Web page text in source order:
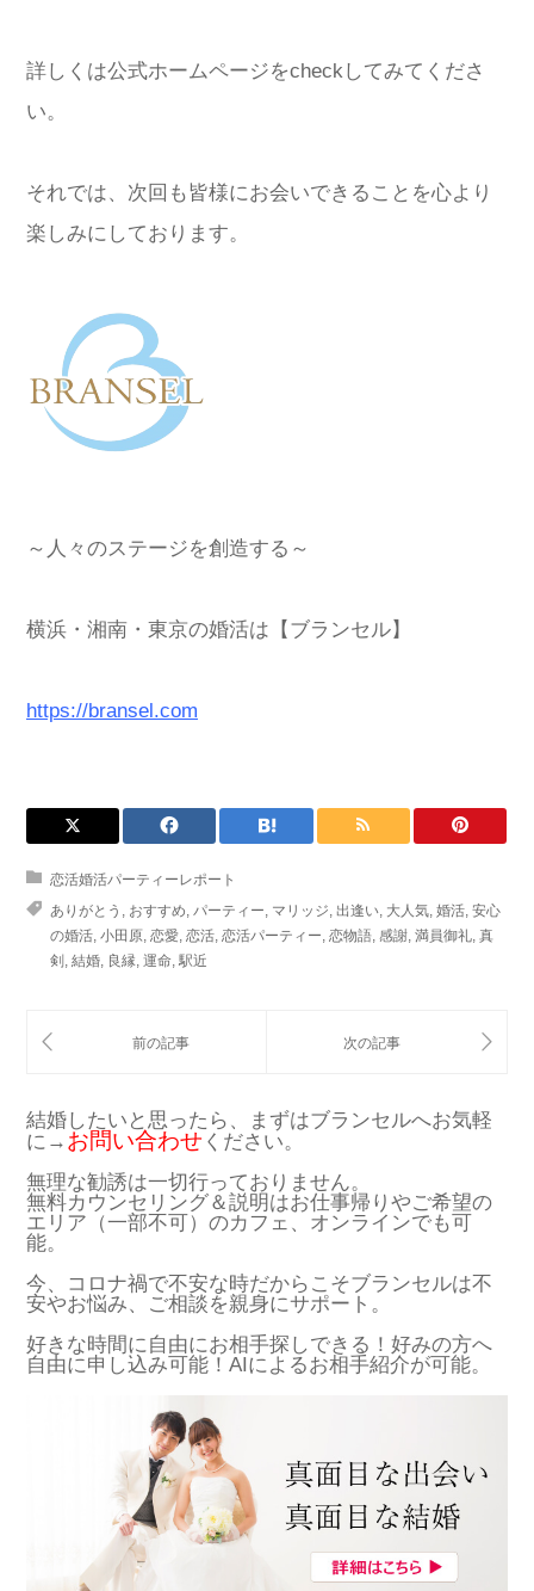
詳しくは公式ホームページをcheckしてみてくださ
い。
それでは、次回も皆様にお会いできることを心より
楽しみにしております。
～人々のステージを創造する～
横浜・湘南・東京の婚活は【ブランセル】
https://bransel.com
恋活婚活パーティーレポート
ありがとう
おすすめ パーティー マリッジ 出逢い 大人気 婚活 安心
の婚活 小田原 恋愛 恋活 恋活パーティー 恋物語 感謝 満員御礼 真
剣 結婚 良縁 運命 駅近
結婚したいと思ったら、まずはブランセルへお気軽
に→ お問い合わせ ください。
無理な勧誘は一切行っておりません。
無料カウンセリング＆説明はお仕事帰りやご希望の
エリア（一部不可）のカフェ、オンラインでも可
能。
今、コロナ禍で不安な時だからこそブランセルは不
安やお悩み、ご相談を親身にサポート。
好きな時間に自由にお相手探しできる！好みの方へ
自由に申し込み可能！AIによるお相手紹介が可能。